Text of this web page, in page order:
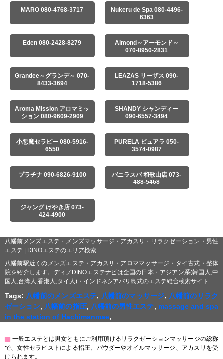
MARO 080-4768-3717
Nukeru de Spa 080-4496-
6363
Eden 080-2428-8279
Almond～アーモンド～
070-8950-2831
Grandee～グランデ～ 070-
8433-3694
LEAZAS リーザス 090-
1718-5386
Aroma Mission アロマミッ
ション 080-9609-2909
SHANDY シャンディー
090-6557-3494
小悪魔セラピー 080-5916-
6550
PURELA ピュアラ 050-
3574-0987
プラチナ 090-6826-9100
バニラスパ 和歌山店 073-
488-5468
ジャング けやき店 073-
424-4900
八幡前メンズエステ・メンズマッサージ・アカスリ・リラクゼーション・男性
エステ | DINOエステのエリア検索
八幡前駅近くのメンズエステ・アカスリ・アロママッサージ・タイ古式・整体
院を紹介します。ディノDINOエステナビは全国の日本・アジアン系(韓国人,中
国人,台湾人,香港人,タイ人)・インドネシアバリ島式のエステ総合検索サイト
Tags: 八幡前のメンズエステ, 八幡前のマッサージ, 八幡前のリラク
ゼーション, 八幡前の指圧, 八幡前の男性エステ, massage and spa
in the station of Hachimanmae,
▇ 一般エステとは男女ともにご利用頂けるリラクゼーションマッサージの総称
で、女性セラピストによる指圧、パウダーやオイルマッサージ、アカスリを受
けられます。